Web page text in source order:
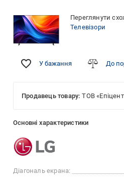
Переглянути
Телевізори
У бажання До
Продавець товару: ТОВ
Основні характеристики
Діагональ екрана: